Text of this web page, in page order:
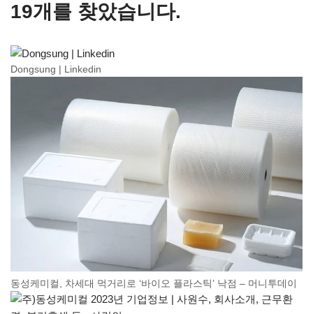
19개를 찾았습니다.
Dongsung | Linkedin
동성케미컬, 차세대 먹거리로 ‘바이오 플라스틱’ 낙점 – 머니투데이